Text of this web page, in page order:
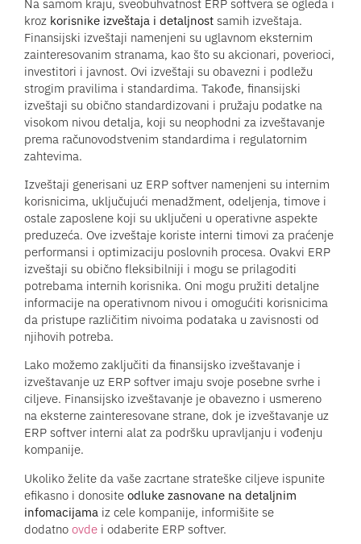
Na samom kraju, sveobuhvatnost ERP softvera se ogleda i
kroz korisnike izveštaja i detaljnost samih izveštaja.
Finansijski izveštaji namenjeni su uglavnom eksternim
zainteresovanim stranama, kao što su akcionari, poverioci,
investitori i javnost. Ovi izveštaji su obavezni i podležu
strogim pravilima i standardima. Takođe, finansijski
izveštaji su obično standardizovani i pružaju podatke na
visokom nivou detalja, koji su neophodni za izveštavanje
prema računovodstvenim standardima i regulatornim
zahtevima.
Izveštaji generisani uz ERP softver namenjeni su internim
korisnicima, uključujući menadžment, odeljenja, timove i
ostale zaposlene koji su uključeni u operativne aspekte
preduzeća. Ove izveštaje koriste interni timovi za praćenje
performansi i optimizaciju poslovnih procesa. Ovakvi ERP
izveštaji su obično fleksibilniji i mogu se prilagoditi
potrebama internih korisnika. Oni mogu pružiti detaljne
informacije na operativnom nivou i omogućiti korisnicima
da pristupe različitim nivoima podataka u zavisnosti od
njihovih potreba.
Lako možemo zaključiti da finansijsko izveštavanje i
izveštavanje uz ERP softver imaju svoje posebne svrhe i
ciljeve. Finansijsko izveštavanje je obavezno i usmereno
na eksterne zainteresovane strane, dok je izveštavanje uz
ERP softver interni alat za podršku upravljanju i vođenju
kompanije.
Ukoliko želite da vaše zacrtane strateške ciljeve ispunite
efikasno i donosite odluke zasnovane na detaljnim
infomacijama iz cele kompanije, informišite se
dodatno ovde i odaberite ERP softver.